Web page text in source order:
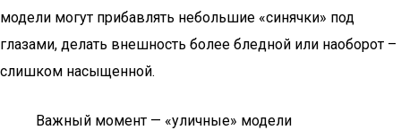
модели могут прибавлять небольшие «синячки» под
глазами, делать внешность более бледной или наоборот –
слишком насыщенной.
Важный момент — «уличные» модели